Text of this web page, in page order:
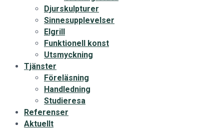
Djurskulpturer
Sinnesupplevelser
Elgrill
Funktionell konst
Utsmyckning
Tjänster
Föreläsning
Handledning
Studieresa
Referenser
Aktuellt